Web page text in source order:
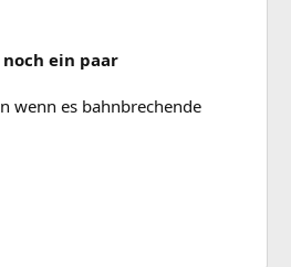
ein paar
wenn es bahnbrechende